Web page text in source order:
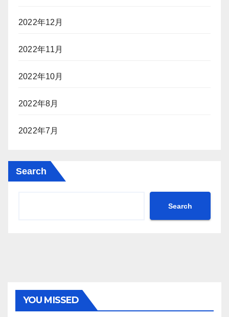
2022年12月
2022年11月
2022年10月
2022年8月
2022年7月
Search
Search
YOU MISSED